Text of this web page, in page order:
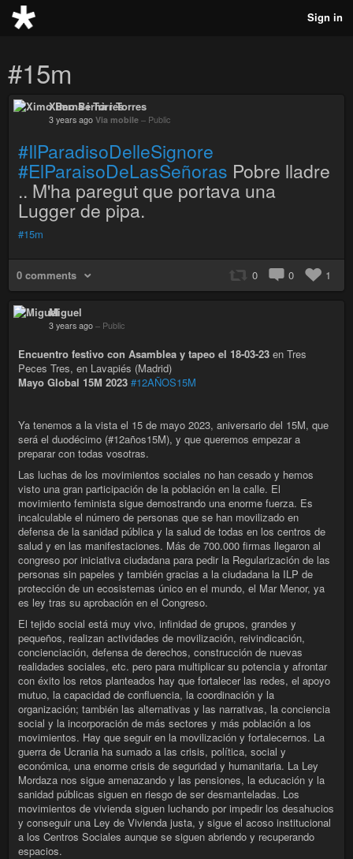
Sign in
#15m
Ximo Bernà i Torres
3 years ago Via mobile – Public
#IlParadisoDelleSignore
#ElParaisoDeLasSeñoras Pobre lladre
.. M'ha paregut que portava una
Lugger de pipa.
#15m
0 comments 0 0 1
Miguel
3 years ago – Public
Encuentro festivo con Asamblea y tapeo el 18-03-23 en Tres
Peces Tres, en Lavapiés (Madrid)
Mayo Global 15M 2023 #12AÑOS15M
Ya tenemos a la vista el 15 de mayo 2023, aniversario del 15M, que
será el duodécimo (#12años15M), y que queremos empezar a
preparar con todas vosotras.
Las luchas de los movimientos sociales no han cesado y hemos
visto una gran participación de la población en la calle. El
movimiento feminista sigue demostrando una enorme fuerza. Es
incalculable el número de personas que se han movilizado en
defensa de la sanidad pública y la salud de todas en los centros de
salud y en las manifestaciones. Más de 700.000 firmas llegaron al
congreso por iniciativa ciudadana para pedir la Regularización de las
personas sin papeles y también gracias a la ciudadana la ILP de
protección de un ecosistemas único en el mundo, el Mar Menor, ya
es ley tras su aprobación en el Congreso.
El tejido social está muy vivo, infinidad de grupos, grandes y
pequeños, realizan actividades de movilización, reivindicación,
concienciación, defensa de derechos, construcción de nuevas
realidades sociales, etc. pero para multiplicar su potencia y afrontar
con éxito los retos planteados hay que fortalecer las redes, el apoyo
mutuo, la capacidad de confluencia, la coordinación y la
organización; también las alternativas y las narrativas, la conciencia
social y la incorporación de más sectores y más población a los
movimientos. Hay que seguir en la movilización y fortalecernos. La
guerra de Ucrania ha sumado a las crisis, política, social y
económica, una enorme crisis de seguridad y humanitaria. La Ley
Mordaza nos sigue amenazando y las pensiones, la educación y la
sanidad públicas siguen en riesgo de ser desmanteladas. Los
movimientos de vivienda siguen luchando por impedir los desahucios
y conseguir una Ley de Vivienda justa, y sigue el acoso institucional
a los Centros Sociales aunque se siguen abriendo y recuperando
espacios.